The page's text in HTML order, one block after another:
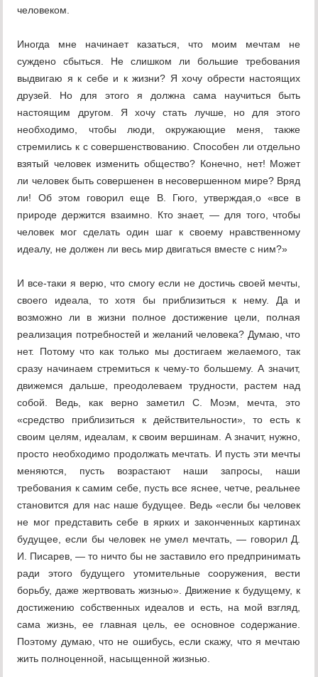
человеком.
Иногда мне начинает казаться, что моим мечтам не
суждено сбыться. Не слишком ли большие требования
выдвигаю я к себе и к жизни? Я хочу обрести настоящих
друзей. Но для этого я должна сама научиться быть
настоящим другом. Я хочу стать лучше, но для этого
необходимо, чтобы люди, окружающие меня, также
стремились к с совершенствованию. Способен ли отдельно
взятый человек изменить общество? Конечно, нет! Может
ли человек быть совершенен в несовершенном мире? Вряд
ли! Об этом говорил еще В. Гюго, утверждая,о «все в
природе держится взаимно. Кто знает, — для того, чтобы
человек мог сделать один шаг к своему нравственному
идеалу, не должен ли весь мир двигаться вместе с ним?»
И все-таки я верю, что смогу если не достичь своей мечты,
своего идеала, то хотя бы приблизиться к нему. Да и
возможно ли в жизни полное достижение цели, полная
реализация потребностей и желаний человека? Думаю, что
нет. Потому что как только мы достигаем желаемого, так
сразу начинаем стремиться к чему-то большему. А значит,
движемся дальше, преодолеваем трудности, растем над
собой. Ведь, как верно заметил С. Моэм, мечта, это
«средство приблизиться к действительности», то есть к
своим целям, идеалам, к своим вершинам. А значит, нужно,
просто необходимо продолжать мечтать. И пусть эти мечты
меняются, пусть возрастают наши запросы, наши
требования к самим себе, пусть все яснее, четче, реальнее
становится для нас наше будущее. Ведь «если бы человек
не мог представить себе в ярких и законченных картинах
будущее, если бы человек не умел мечтать, — говорил Д.
И. Писарев, — то ничто бы не заставило его предпринимать
ради этого будущего утомительные сооружения, вести
борьбу, даже жертвовать жизнью». Движение к будущему, к
достижению собственных идеалов и есть, на мой взгляд,
сама жизнь, ее главная цель, ее основное содержание.
Поэтому думаю, что не ошибусь, если скажу, что я мечтаю
жить полноценной, насыщенной жизнью.